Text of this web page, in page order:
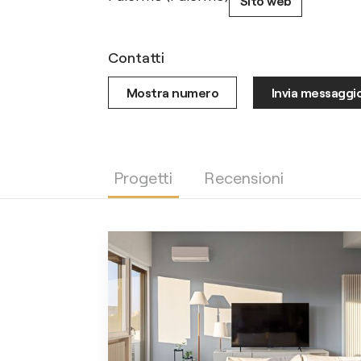
Contatti
Mostra numero Invia
Progetti Recensioni